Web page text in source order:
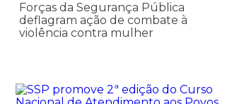
Forças da Segurança Pública
deflagram ação de combate à
violência contra mulher